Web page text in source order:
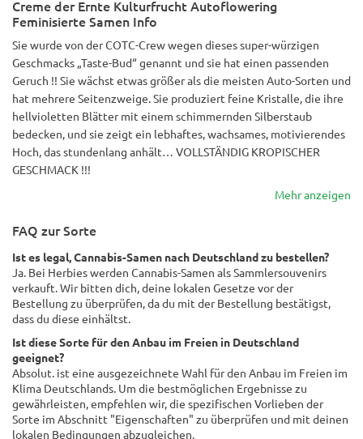
Creme der Ernte Kulturfrucht Autoflowering
Feminisierte Samen Info
Sie wurde von der COTC-Crew wegen dieses super-würzigen
Geschmacks „Taste-Bud“ genannt und sie hat einen passenden
Geruch !! Sie wächst etwas größer als die meisten Auto-Sorten und
hat mehrere Seitenzweige. Sie produziert feine Kristalle, die ihre
hellvioletten Blätter mit einem schimmernden Silberstaub
bedecken, und sie zeigt ein lebhaftes, wachsames, motivierendes
Hoch, das stundenlang anhält… VOLLSTÄNDIG KROPISCHER
GESCHMACK !!!
Mehr anzeigen
FAQ zur Sorte
Ist es legal, Cannabis-Samen nach Deutschland zu bestellen?
Ja. Bei Herbies werden Cannabis-Samen als Sammlersouvenirs
verkauft. Wir bitten dich, deine lokalen Gesetze vor der
Bestellung zu überprüfen, da du mit der Bestellung bestätigst,
dass du diese einhältst.
Ist diese Sorte für den Anbau im Freien in Deutschland
geeignet?
Absolut. ist eine ausgezeichnete Wahl für den Anbau im Freien im
Klima Deutschlands. Um die bestmöglichen Ergebnisse zu
gewährleisten, empfehlen wir, die spezifischen Vorlieben der
Sorte im Abschnitt "Eigenschaften" zu überprüfen und mit deinen
lokalen Bedingungen abzugleichen.